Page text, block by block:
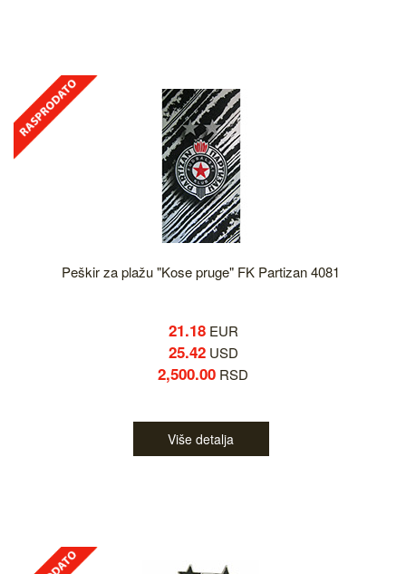
Peškir za plažu "Kose pruge" FK Partizan 4081
21.18EUR
25.42USD
2,500.00 RSD
Više detalja